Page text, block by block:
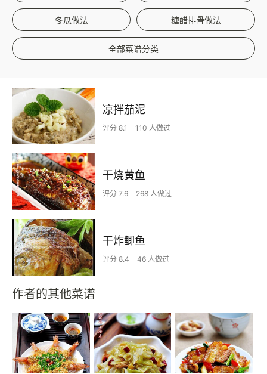
冬瓜做法 糖醋排骨做法
全部菜谱分类
凉拌茄泥
评分 8.1 110 人做过
干烧黄鱼
评分 7.6 268 人做过
干炸鲫鱼
评分 8.4 46 人做过
作者的其他菜谱